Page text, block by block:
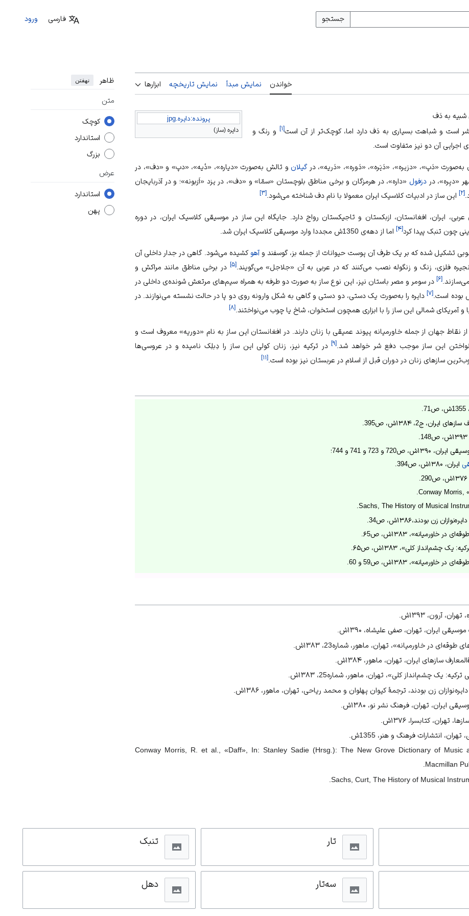
جستجو فارسی ورود
خواندن نمایش مبدأ نمایش تاریخچه ابزارها ظاهر نهفتن
متن
کوچک
استاندارد
بزرگ
عرض
استاندارد
پهن
پرونده:دایره.jpg
دایره (ساز)
شبیه به دَف
است و شباهت بسیاری به دَف دارد اما، کوچک‌تر از آن است[۱]
و رنگ و
اجرایی آن دو نیز متفاوت است.
به‌صورت «دَپ»، «دزیره»، «دَیَره»، «دَوره»، «دَریه»، درگیلان و تالش به‌صورت «دیاره»، «دُیه»، «دپ» و «دف»، در
«دیِره»، دردزفول «داره»، در هرمزگان و برخی مناطق بلوچستان «سمّا» و «دف»، در یزد «اَرَبونه»؛ و در آذربایجان
[۲] این ساز در ادبیات کلاسیک ایران معمولا با نام دف شناخته می‌شود. [۳]
عربی، ایران، افغانستان، ازبکستان و تاجیکستان رواج دارد. جایگاه این ساز در موسیقی کلاسیک ایران، در دوره
چون تنبک پیدا کرد[۴] اما از دهه‌ی 1350ش مجددا وارد موسیقی کلاسیک ایران شد.
چوبی تشکیل شده که بر یک طرف آن پوست حیوانات از جمله بز، گوسفند وآهو کشیده می‌شود. گاهی در جدار داخلی آن
فلزی، زنگ و زنگوله نصب می‌کنند که در عربی به آن «جلاجل» می‌گویند.[۵] در برخی مناطق مانند مراکش و
[۶]در سومر و مصر باستان نیز، این نوع ساز به صورت دو طرفه به همراه سیم‌های مرتعش شونده‌ی داخلی در
بوده است. [۷]دایره را به‌صورت یک دستی، دو دستی و گاهی به شکل وارونه روی دو پا در حالت نشسته می‌نوازند. در
و آمریکای شمالی این ساز را با ابزاری همچون استخوان، شاخ یا چوب می‌نواختند. [۸]
نقاط جهان از جمله خاورمیانه پیوند عمیقی با زنان دارند. در افغانستان این ساز به نام «دوریه» معروف است و
این ساز موجب دفع شر خواهد شد. [۹]در ترکیه نیز، زنان کولی این ساز را دِبلِک نامیده و در عروسی‌ها
سازهای زنان در دوران قبل از اسلام در عربستان نیز بوده است. [۱۱]
ایران، ج2، ۱۳۸۴ش، ص395.
و 723 و 741 و 744؛
ایران، ۱۳۸۰ش، ص394.
Conway Morris,
Sachs, The History of Musical
زن بودند،۱۳۸۶ش، ص34.
خاورمیانه»، ۱۳۸۳ش، ص۶5.
یک چشم‌انداز کلی»، ۱۳۸۳ش، ص۶۵.
۱۳۸۳ش، ص59 و 60.
آرون، ۱۳۹۳ش.
ایران، تهران، صفی علیشاه، ۱۳۹۰ش.
در خاورمیانه»، تهران، ماهور، شماره23، ۱۳۸۳ش.
سازهای ایران، تهران، ماهور، ۱۳۸۴ش.
یک چشم‌انداز کلی»، تهران، ماهور، شماره25، ۱۳۸۳ش.
زن بودند، ترجمۀ کیوان پهلوان و محمد ریاحی، تهران، ماهور، ۱۳۸۶ش.
تهران، فرهنگ نشر نو، ۱۳۸۰ش.
تهران، کتابسرا، ۱۳۷۶ش.
انتشارات فرهنگ و هنر، 1355ش.
Conway Morris, R. et al., «Daff», In: Stanley Sadie (Hrsg.): The New Grove Dictionary of Music
Macmillan
Sachs, Curt, The History of Musical
تار تنبک
سه‌تار دهل